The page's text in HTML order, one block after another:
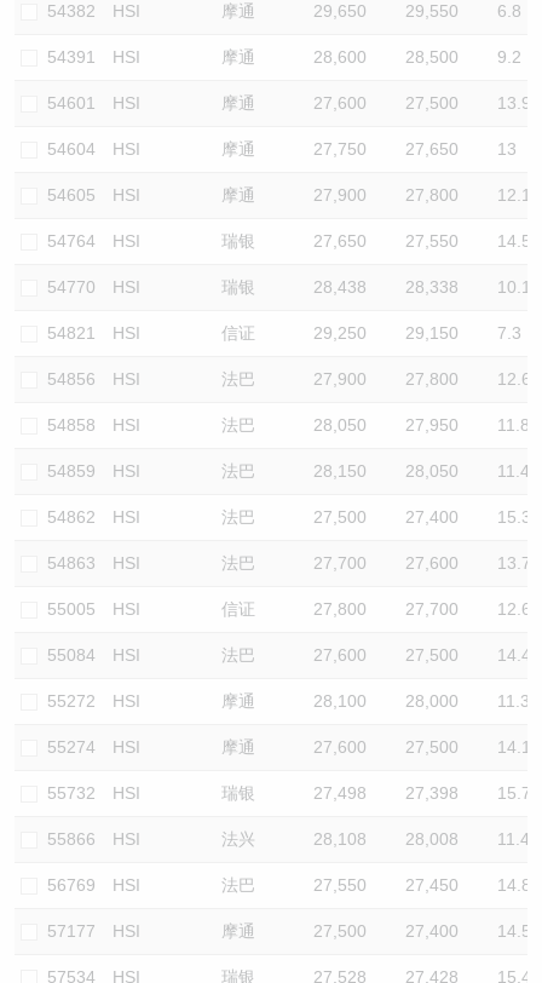
54382 HSI 摩通 29,650 29,550 6.8
54391 HSI 摩通 28,600 28,500 9.2
54601 HSI 摩通 27,600 27,500 13.9
54604 HSI 摩通 27,750 27,650 13
54605 HSI 摩通 27,900 27,800 12.1
54764 HSI 瑞银 27,650 27,550 14.5
54770 HSI 瑞银 28,438 28,338 10.1
54821 HSI 信证 29,250 29,150 7.3
54856 HSI 法巴 27,900 27,800 12.6
54858 HSI 法巴 28,050 27,950 11.8
54859 HSI 法巴 28,150 28,050 11.4
54862 HSI 法巴 27,500 27,400 15.3
54863 HSI 法巴 27,700 27,600 13.7
55005 HSI 信证 27,800 27,700 12.6
55084 HSI 法巴 27,600 27,500 14.4
55272 HSI 摩通 28,100 28,000 11.3
55274 HSI 摩通 27,600 27,500 14.1
55732 HSI 瑞银 27,498 27,398 15.7
55866 HSI 法兴 28,108 28,008 11.4
56769 HSI 法巴 27,550 27,450 14.8
57177 HSI 摩通 27,500 27,400 14.5
57534 HSI 瑞银 27,528 27,428 15.4